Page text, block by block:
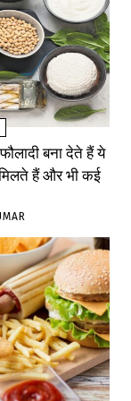
बना देते हैं ये
हैं और भी कई